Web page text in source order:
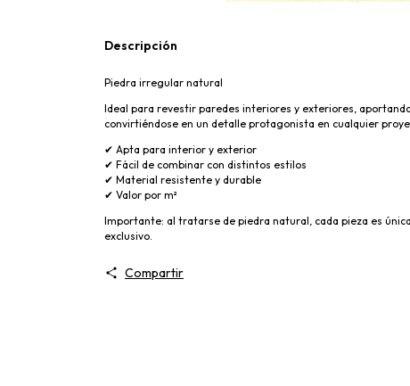
Descripción
Piedra irregular natural
Ideal para revestir paredes interiores y exteriores,
convirtiéndose en un detalle protagonista en cualquier
✔ Apta para interior y exterior
✔ Fácil de combinar con distintos estilos
✔ Material resistente y durable
✔ Valor por m²
Importante: al tratarse de piedra natural, cada pieza es
exclusivo.
Compartir